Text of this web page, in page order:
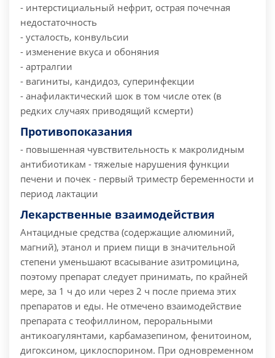
- интерстициальный нефрит, острая почечная
недостаточность
- усталость, конвульсии
- изменение вкуса и обоняния
- артралгии
- вагиниты, кандидоз, суперинфекции
- анафилактический шок в том числе отек (в
редких случаях приводящий ксмерти)
Противопоказания
- повышенная чувствительность к макролидным
антибиотикам - тяжелые нарушения функции
печени и почек - первый триместр беременности и
период лактации
Лекарственные взаимодействия
Антацидные средства (содержащие алюминий,
магний), этанол и прием пищи в значительной
степени уменьшают всасывание азитромицина,
поэтому препарат следует принимать, по крайней
мере, за 1 ч до или через 2 ч после приема этих
препаратов и еды. Не отмечено взаимодействие
препарата с теофиллином, пероральными
антикоагулянтами, карбамазепином, фенитоином,
дигоксином, циклоспорином. При одновременном